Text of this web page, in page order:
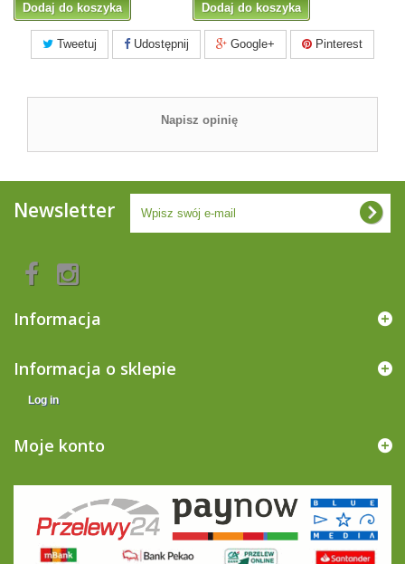
Dodaj do koszyka Dodaj do koszyka
Tweetuj Udostępnij Google+ Pinterest
Napisz opinię
Newsletter
Informacja
Informacja o sklepie
Log in
Moje konto